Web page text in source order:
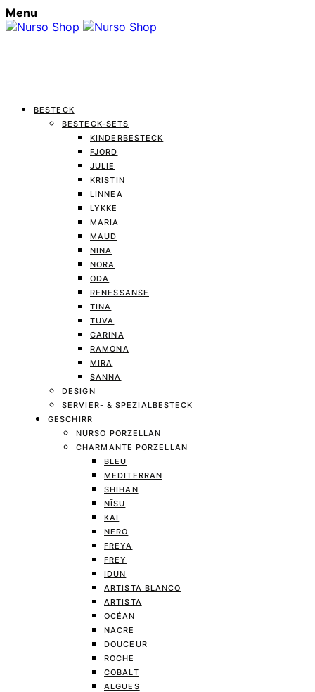
Menu
BESTECK
BESTECK-SETS
KINDERBESTECK
FJORD
JULIE
KRISTIN
LINNEA
LYKKE
MARIA
MAUD
NINA
NORA
ODA
RENESSANSE
TINA
TUVA
CARINA
RAMONA
MIRA
SANNA
DESIGN
SERVIER- & SPEZIALBESTECK
GESCHIRR
NURSO PORZELLAN
CHARMANTE PORZELLAN
BLEU
MEDITERRAN
SHIHAN
NĪSU
KAI
NERO
FREYA
FREY
IDUN
ARTISTA BLANCO
ARTISTA
OCÉAN
NACRE
DOUCEUR
ROCHE
COBALT
ALGUES